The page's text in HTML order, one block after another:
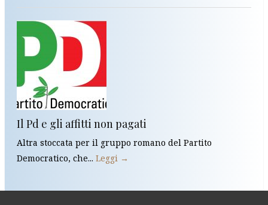
Il Pd e gli affitti non pagati
Altra stoccata per il gruppo romano del Partito
Democratico, che... Leggi →